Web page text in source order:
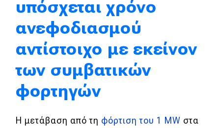
Δοκιμή
Αποστολή
Αγώνες
Formula 1
υπόσχεται χρόνο
ανεφοδιασμού
αντίστοιχο με εκείνον
των συμβατικών
φορτηγών
Η μετάβαση από τη φόρτιση του 1 MW στα